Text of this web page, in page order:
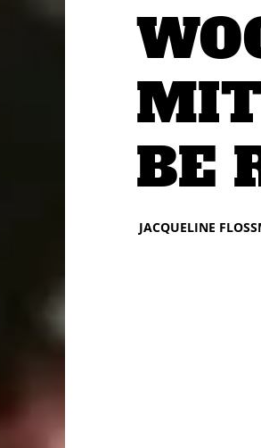
MIT
BE
JACQUELINE